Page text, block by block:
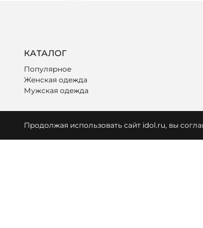
Продолжая использовать сайт idol.ru, вы
КАТАЛОГ
Популярное
Женская одежда
Мужская одежда